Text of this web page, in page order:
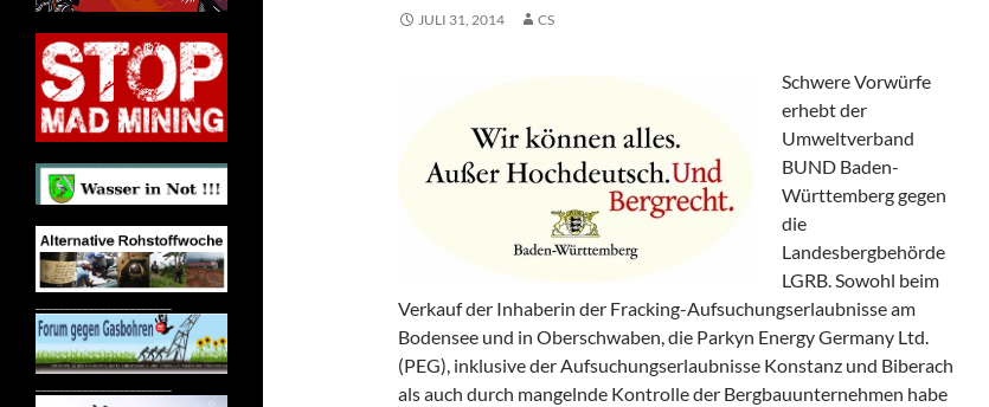
JULI 31, 2014 CS
Schwere Vorwürfe
erhebt der
Umweltverband
BUND Baden-
Württemberg gegen
die
Landesbergbehörde
LGRB. Sowohl beim
Verkauf der Inhaberin der Fracking-Aufsuchungserlaubnisse am
Bodensee und in Oberschwaben, die Parkyn Energy Germany Ltd.
(PEG), inklusive der Aufsuchungserlaubnisse Konstanz und Biberach
als auch durch mangelnde Kontrolle der Bergbauunternehmen habe